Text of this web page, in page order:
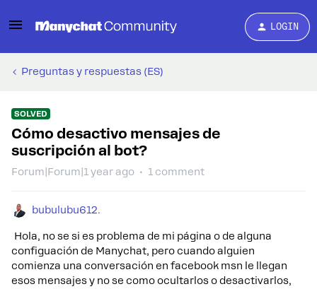
LOGIN
Preguntas y respuestas (ES)
SOLVED
Cómo desactivo mensajes de
suscripción al bot?
Forum|Forum|1 year ago 1 comment
bubulubu612.
Hola, no se si es problema de mi página o de alguna
configuación de Manychat, pero cuando alguien
comienza una conversación en facebook msn le llegan
esos mensajes y no se como ocultarlos o desactivarlos,